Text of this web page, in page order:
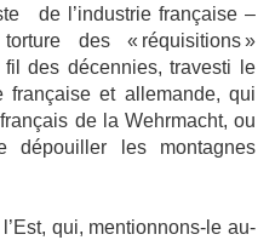
de l’industrie française –
des « réquisitions »
des décennies, travesti le
française et allemande, qui
de la Wehrmacht, ou
les montagnes
qui, mentionnons-le au-